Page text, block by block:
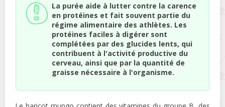
La purée aide à lutter contre la carence
en protéines et fait souvent partie du
régime alimentaire des athlètes. Les
protéines faciles à digérer sont
complétées par des glucides lents, qui
contribuent à l'activité productive du
cerveau, ainsi que par la quantité de
graisse nécessaire à l'organisme.